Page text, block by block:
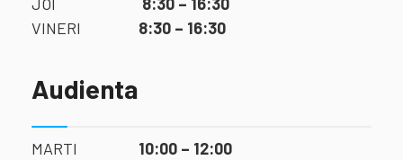
VINERI 8:30 – 16:30
Audienta
MARTI 10:00 – 12:00